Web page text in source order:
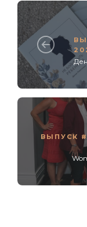
ВЫПУСК